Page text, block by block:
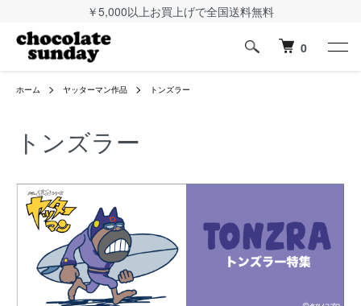
￥5,000以上お買上げで全国送料無料
0
ホーム ヤッターマン作品 トンズラー
トンズラー